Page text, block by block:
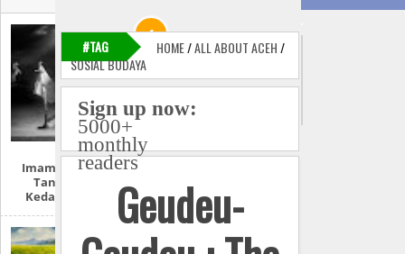
Imam Mahdi Dan
Tanda-Tanda
Kedatangannya
#TAG HOME/ALL ABOUT ACEH/
SOSIAL BUDAYA
Sign up now:
5000+
monthly
readers
Geudeu-